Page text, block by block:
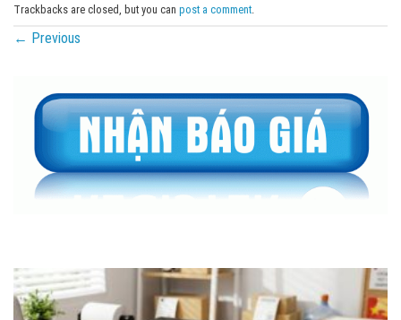
Trackbacks are closed, but you can post a comment
← Previous